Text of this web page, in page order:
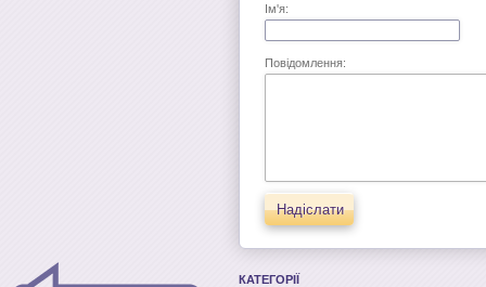
Ім'я:
Повідомлення:
Надіслати
КАТЕГОРІЇ